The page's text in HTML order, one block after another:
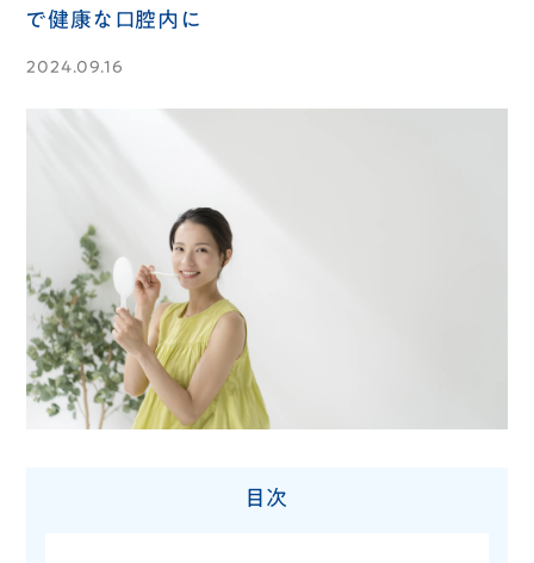
で健康な口腔内に
2024.09.16
目次